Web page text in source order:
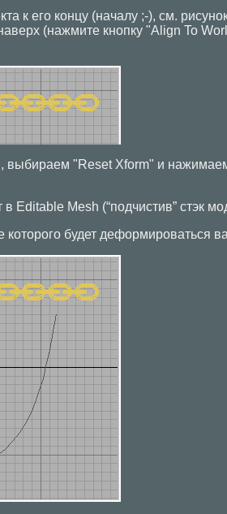
к его концу (началу ;-), см.
(нажмите кнопку "Align To
выбираем "Reset Xform" и
Editable Mesh (“подчистив” стэк
будет деформироваться